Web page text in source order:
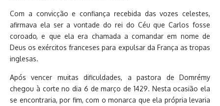
Com a convicção e confiança recebida das vozes celestes,
afirmava ela ser a vontade do rei do Céu que Carlos fosse
coroado, e que ela era chamada a comandar em nome de
Deus os exércitos franceses para expulsar da França as tropas
inglesas.
Após vencer muitas dificuldades, a pastora de Domrémy
chegou à corte no dia 6 de março de 1429. Nesta ocasião ela
se encontraria, por fim, com o monarca que ela própria levaria